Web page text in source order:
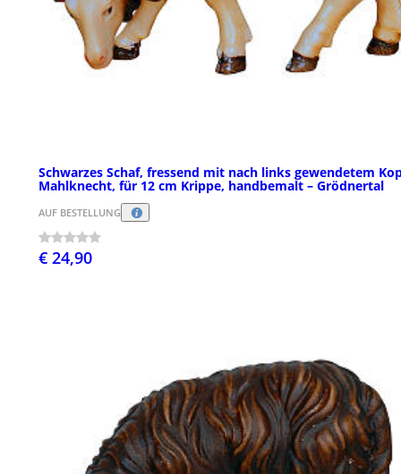
Schwarzes Schaf, fressend mit nach links gewendetem
Mahlknecht, für 12 cm Krippe, handbemalt – Grödnertal
AUF BESTELLUNG
€ 24,90